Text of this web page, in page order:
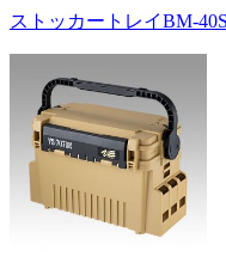
ストッカートレイBM-40S